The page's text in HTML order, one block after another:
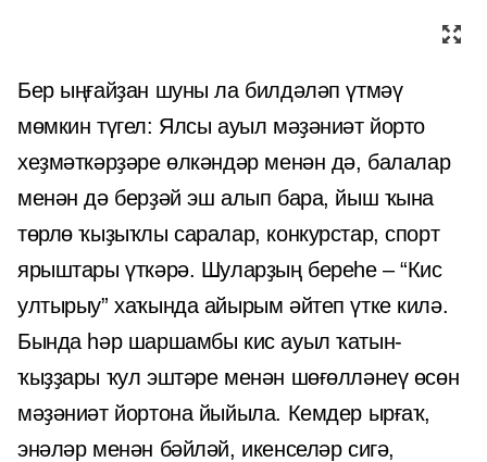
Бер ыңғайҙан шуны ла билдәләп үтмәү
мөмкин түгел: Ялсы ауыл мәҙәниәт йорто
хеҙмәткәрҙәре өлкәндәр менән дә, балалар
менән дә берҙәй эш алып бара, йыш ҡына
төрлө ҡыҙыҡлы саралар, конкурстар, спорт
ярыштары үткәрә. Шуларҙың береһе – “Кис
ултырыу” хаҡында айырым әйтеп үтке килә.
Бында һәр шаршамбы кис ауыл ҡатын-
ҡыҙҙары ҡул эштәре менән шөғөлләнеү өсөн
мәҙәниәт йортона йыйыла. Кемдер ырғаҡ,
энәләр менән бәйләй, икенселәр сигә,